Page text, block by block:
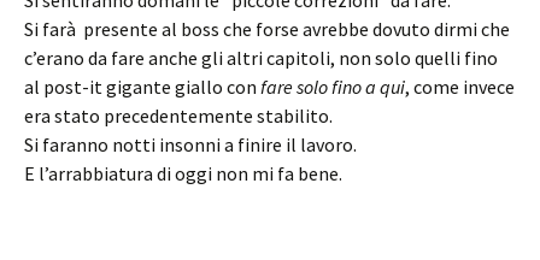
Si farà presente al boss che forse avrebbe dovuto dirmi che
c’erano da fare anche gli altri capitoli, non solo quelli fino
al post-it gigante giallo con fare solo fino a qui, come invece
era stato precedentemente stabilito.
Si faranno notti insonni a finire il lavoro.
E l’arrabbiatura di oggi non mi fa bene.